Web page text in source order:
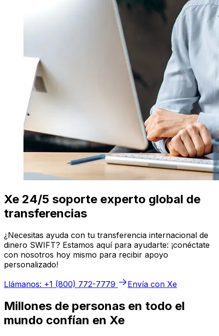
Xe 24/5 soporte experto global de
transferencias
¿Necesitas ayuda con tu transferencia internacional de
dinero SWIFT? Estamos aquí para ayudarte: ¡conéctate
con nosotros hoy mismo para recibir apoyo
personalizado!
Llámanos: +1 (800) 772-7779
Envía con Xe
Millones de personas en todo el
mundo confían en Xe